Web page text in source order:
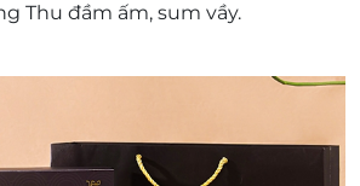
Thu đầm ấm, sum vầy.